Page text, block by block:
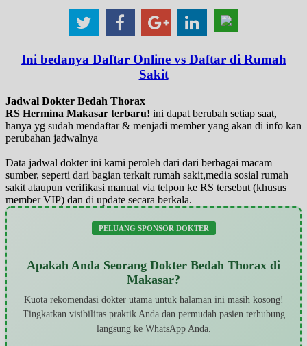
Ini bedanya Daftar Online vs Daftar di Rumah
Sakit
Jadwal Dokter Bedah Thorax
RS Hermina Makasar terbaru! ini dapat berubah setiap saat,
hanya yg sudah mendaftar & menjadi member yang akan di info kan
perubahan jadwalnya
Data jadwal dokter ini kami peroleh dari dari berbagai macam
sumber, seperti dari bagian terkait rumah sakit,media sosial rumah
sakit ataupun verifikasi manual via telpon ke RS tersebut (khusus
member VIP) dan di update secara berkala.
PELUANG SPONSOR DOKTER
Apakah Anda Seorang Dokter Bedah Thorax di
Makasar?
Kuota rekomendasi dokter utama untuk halaman ini masih kosong!
Tingkatkan visibilitas praktik Anda dan permudah pasien terhubung
langsung ke WhatsApp Anda.